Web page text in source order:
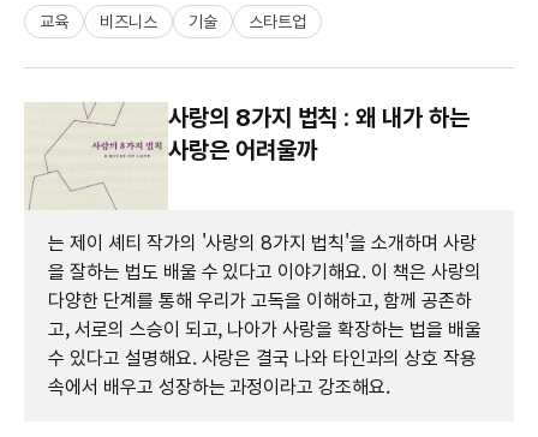
교육 비즈니스 기술 스타트업
사랑의 8가지 법칙 : 왜 내가 하는
사랑은 어려울까
는 제이 셰티 작가의 '사랑의 8가지 법칙'을 소개하며 사랑
을 잘하는 법도 배울 수 있다고 이야기해요. 이 책은 사랑의
다양한 단계를 통해 우리가 고독을 이해하고, 함께 공존하
고, 서로의 스승이 되고, 나아가 사랑을 확장하는 법을 배울
수 있다고 설명해요. 사랑은 결국 나와 타인과의 상호 작용
속에서 배우고 성장하는 과정이라고 강조해요.